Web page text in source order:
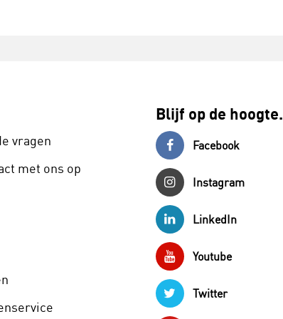
vragen
met ons op
Blijf op de hoogte.
Facebook
Instagram
LinkedIn
Youtube
Twitter